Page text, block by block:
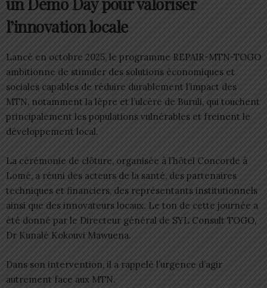
l’innovation locale
Lancé en octobre 2025, le programme REPAIR-MTN-TOGO
ambitionne de stimuler des solutions économiques et
sociales capables de réduire durablement l’impact des
MTN, notamment la lèpre et l’ulcère de Buruli, qui touchent
principalement les populations vulnérables et freinent le
développement local.
La cérémonie de clôture, organisée à l’hôtel Concorde à
Lomé, a réuni des acteurs de la santé, des partenaires
techniques et financiers, des représentants institutionnels
ainsi que des innovateurs locaux. Le ton de cette journée a
été donné par le Directeur général de SYL Consult TOGO,
Dr Kunalè Kokouvi Mawuena.
Dans son intervention, il a rappelé l’urgence d’agir
autrement face aux MTN.